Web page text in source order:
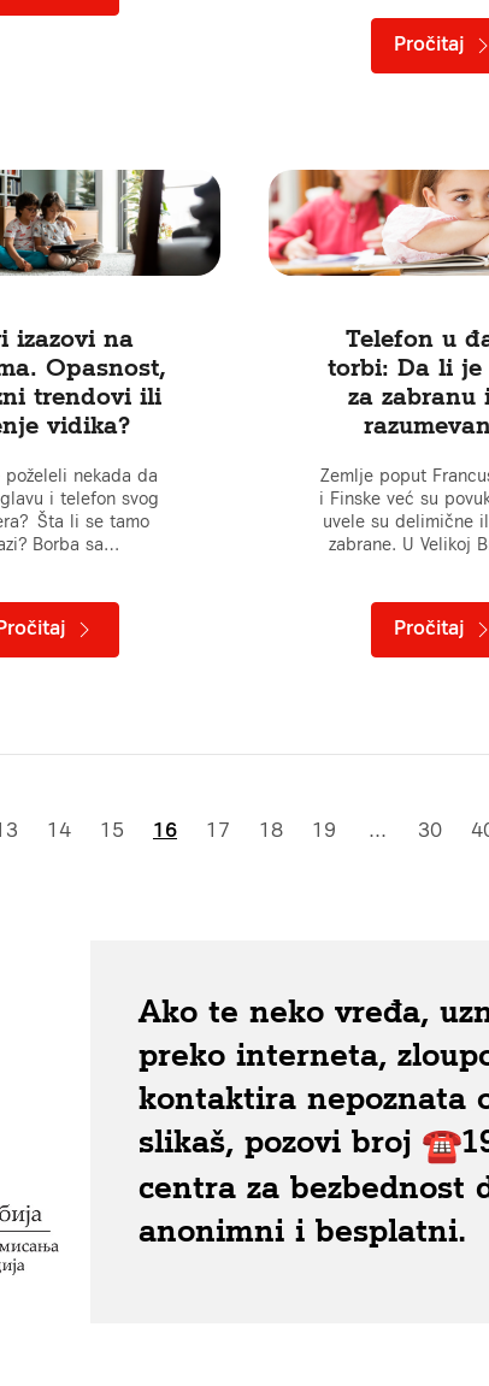
Pročitaj
izazovi na
Opasnost,
trendovi ili
vidika?
nekada da
i telefon svog
Šta li se tamo
Borba sa…
Telefon u
torbi: Da li je
za zabranu
Zemlje poput
i Finske već su
uvele su delimične
zabrane. U Velikoj
Pročitaj
14 15 16 17 18 19 ... 30
Ako te neko vređa,
preko interneta,
kontaktira nepoznata
slikaš, pozovi broj
centra za bezbednost
anonimni i besplatni.